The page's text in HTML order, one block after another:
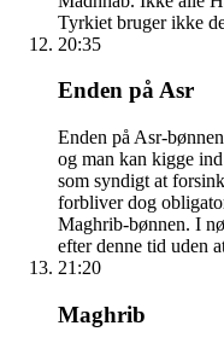
Tyrkiet bruger ikke
20:35
Enden på Asr
Enden på Asr-
og man kan kigge
som syndigt at
forbliver dog
Maghrib-bønnen. I
efter denne tid uden
21:20
Maghrib